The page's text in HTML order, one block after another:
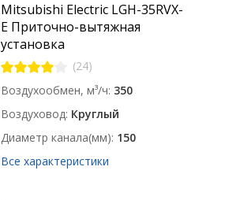
Mitsubishi Electric LGH-35RVX-
E Приточно-вытяжная
установка
(24)
Воздухообмен, м³/ч 350
Воздуховод Круглый
Диаметр канала(мм) 150
Все характеристики